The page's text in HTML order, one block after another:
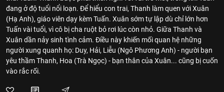
đang ở độ tuổi nổi loạn. Để hiểu con trai, Thanh làm quen với Xuân
(Hạ Anh), giáo viên dạy kèm Tuấn. Xuân sớm tự lập dù chỉ lớn hơn
Tuấn vài tuổi, vì cô bị cha ruột bỏ rơi lúc còn nhỏ. Giữa Thanh và
Xuân dần nảy sinh tình cảm. Điều này khiến mối quan hệ những
người xung quanh họ: Duy, Hải, Liễu (Ngô Phương Anh) - người bạn
yêu thầm Thanh, Hoa (Trà Ngọc) - bạn thân của Xuân... cũng bị cuốn
vào rắc rối.